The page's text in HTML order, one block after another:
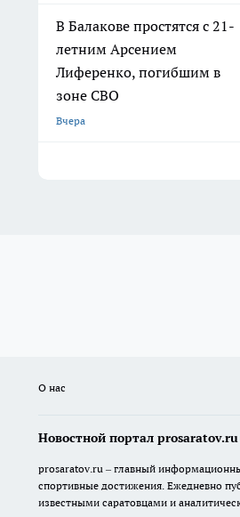
В Балакове простятся с 21-
летним Арсением
Лиференко, погибшим в
зоне СВО
Вчера
О нас
Новостной портал prosaratov.ru
prosaratov.ru – главный
спортивные достижения. Ежедневно
известными саратовцами и